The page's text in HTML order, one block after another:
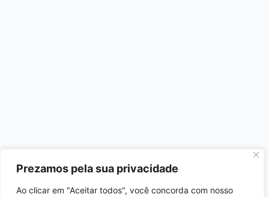
Prezamos pela sua privacidade
Ao clicar em "Aceitar todos", você concorda com nosso